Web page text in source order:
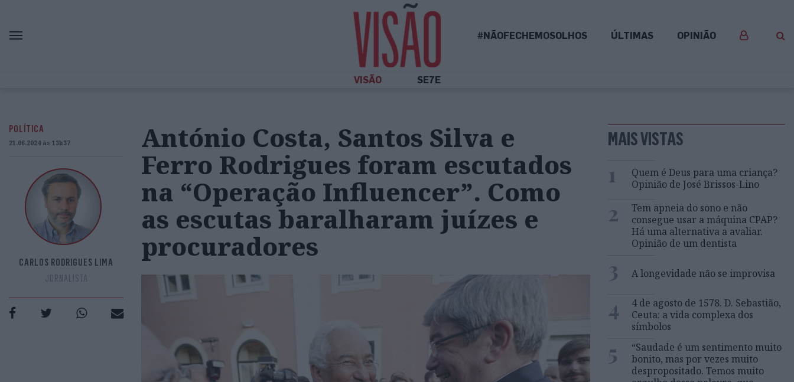
#NÃOFECHEMOSOLHOS ÚLTIMAS OPINIÃO
VISÃO SE7E
POLÍTICA
21.06.2024 às 13h37
CARLOS RODRIGUES LIMA
JORNALISTA
António Costa, Santos Silva e
Ferro Rodrigues foram escutados
na “Operação Influencer”. Como
as escutas baralharam juízes e
procuradores
MAIS VISTAS
1
Quem é Deus para uma criança?
Opinião de José Brissos-Lino
2
Tem apneia do sono e não
consegue usar a máquina CPAP?
Há uma alternativa a avaliar.
Opinião de um dentista
3 A longevidade não se improvisa
4
4 de agosto de 1578. D. Sebastião,
Ceuta: a vida complexa dos
símbolos
5
“Saudade é um sentimento muito
bonito, mas por vezes muito
despropositado. Temos muito